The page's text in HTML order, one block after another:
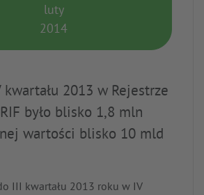
luty
2014
kwartału 2013 w Rejestrze
było blisko 1,8 mln
wartości blisko 10 mld
III kwartału 2013 roku w IV